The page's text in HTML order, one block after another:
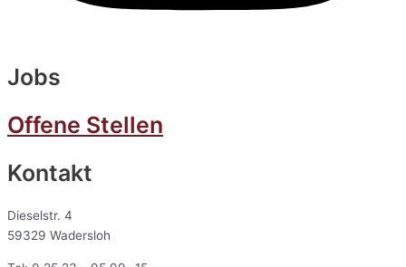
Jobs
Offene Stellen
Kontakt
Dieselstr. 4
59329 Wadersloh